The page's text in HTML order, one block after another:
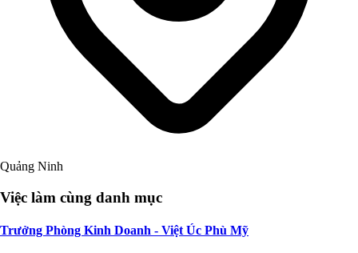
Quảng Ninh
Việc làm cùng danh mục
Trưởng Phòng Kinh Doanh - Việt Úc Phù Mỹ